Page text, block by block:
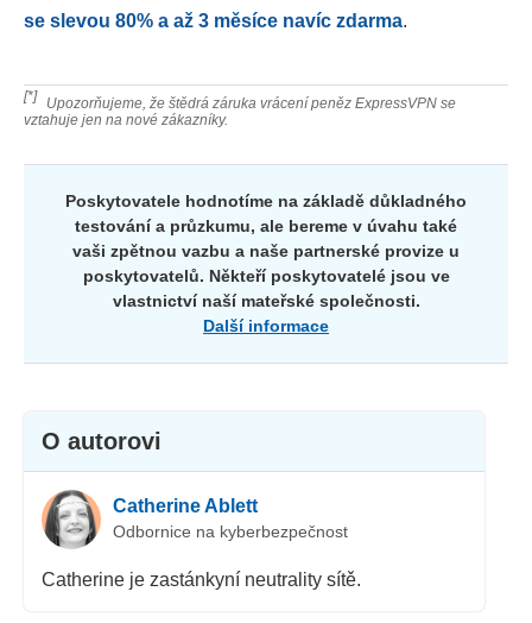
se slevou 80% a až 3 měsíce navíc zdarma.
[*]
Upozorňujeme, že štědrá záruka vrácení peněz ExpressVPN se
vztahuje jen na nové zákazníky.
Poskytovatele hodnotíme na základě důkladného
testování a průzkumu, ale bereme v úvahu také
vaši zpětnou vazbu a naše partnerské provize u
poskytovatelů. Někteří poskytovatelé jsou ve
vlastnictví naší mateřské společnosti.
Další informace
O autorovi
Catherine Ablett
Odbornice na kyberbezpečnost
Catherine je zastánkyní neutrality sítě.